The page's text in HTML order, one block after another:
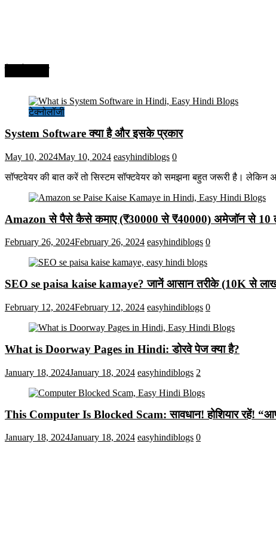
टेक्नोलॉजी
System Software क्या है और इसके प्रकार
May 10, 2024May 10, 2024 easyhindiblogs 0
सॉफ्टवेयर की बात करें तो सिस्टम सॉफ्टवेयर को समझना बहुत जरूरी है। लेकिन
Amazon से पैसे कैसे कमाए (₹30000 से ₹40000) अमेजॉन से 10
February 26, 2024February 26, 2024 easyhindiblogs 0
SEO se paisa kaise kamaye? जानें आसान तरीके (10K से
February 12, 2024February 12, 2024 easyhindiblogs 0
What is Doorway Pages in Hindi: डोरवे पेज क्या है?
January 18, 2024January 18, 2024 easyhindiblogs 2
This Computer Is Blocked Scam: सावधान! होशियार रहें!
January 18, 2024January 18, 2024 easyhindiblogs 0